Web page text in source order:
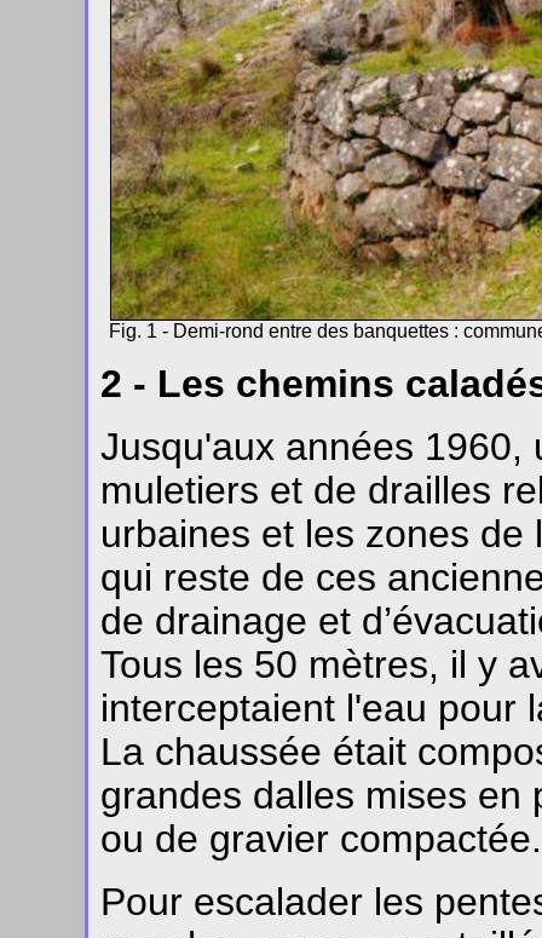
Fig. 1 - Demi-rond entre des banquettes :
2 - Les chemins
Jusqu'aux années 1960,
muletiers et de drailles
urbaines et les zones de
qui reste de ces
de drainage et
Tous les 50 mètres, il y
interceptaient l'eau pour
La chaussée était
grandes dalles mises en
ou de gravier compactée.
Pour escalader les